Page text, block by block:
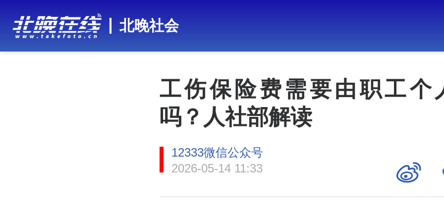
北晚社会
工伤保险费需要由职工个
吗？人社部解读
12333微信公众号
2026-05-14 11:33